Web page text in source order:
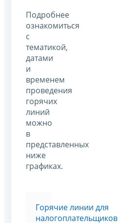
Подробнее
ознакомиться
с
тематикой,
датами
и
временем
проведения
горячих
линий
можно
в
представленных
ниже
графиках.
Горячие линии для
налогоплательщиков